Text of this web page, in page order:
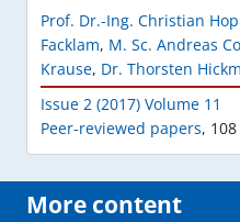
Prof. Dr.-Ing. Christian
Facklam, M. Sc. Andreas
Krause, Dr. Thorsten
Issue 2 (2017) Volume 11
Peer-reviewed papers,
More content